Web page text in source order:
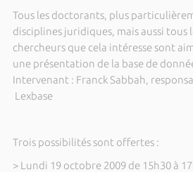
Tous les doctorants, plus
disciplines juridiques, mais aussi tous
chercheurs que cela intéresse sont
une présentation de la base de
Intervenant : Franck Sabbah,
Lexbase
Trois possibilités sont offertes :
> Lundi 19 octobre 2009 de 15h30 à